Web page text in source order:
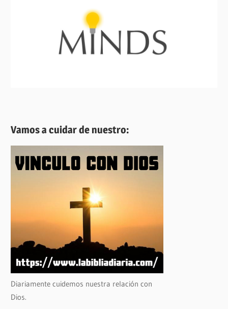
Vamos a cuidar de nuestro:
Diariamente cuidemos nuestra relación con
Dios.